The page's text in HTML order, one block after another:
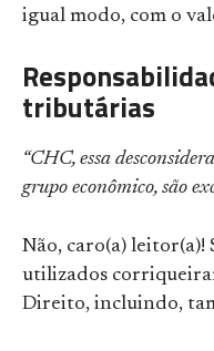
igual modo, com o
tributárias
“CHC, essa
grupo econômico, são
Não, caro(a) leitor(a)!
utilizados
Direito, incluindo,